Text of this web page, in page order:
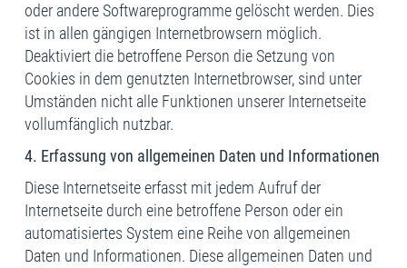
oder andere Softwareprogramme gelöscht werden. Dies
ist in allen gängigen Internetbrowsern möglich.
Deaktiviert die betroffene Person die Setzung von
Cookies in dem genutzten Internetbrowser, sind unter
Umständen nicht alle Funktionen unserer Internetseite
vollumfänglich nutzbar.
4. Erfassung von allgemeinen Daten und Informationen
Diese Internetseite erfasst mit jedem Aufruf der
Internetseite durch eine betroffene Person oder ein
automatisiertes System eine Reihe von allgemeinen
Daten und Informationen. Diese allgemeinen Daten und